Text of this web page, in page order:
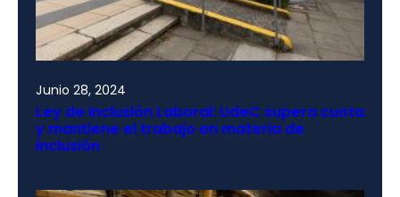
Junio 28, 2024
Ley de Inclusión Laboral: UdeC supera cuota
y mantiene el trabajo en materia de
inclusión